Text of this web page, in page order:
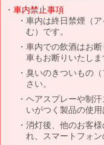
車内禁止事項
車内は終日禁煙（
む）です。
車内での飲酒はお
車もお断りいたしま
臭いのきついもの
さい。
ヘアスプレーや制
いがつく製品の使用
消灯後、他のお客
れ、スマートフォン